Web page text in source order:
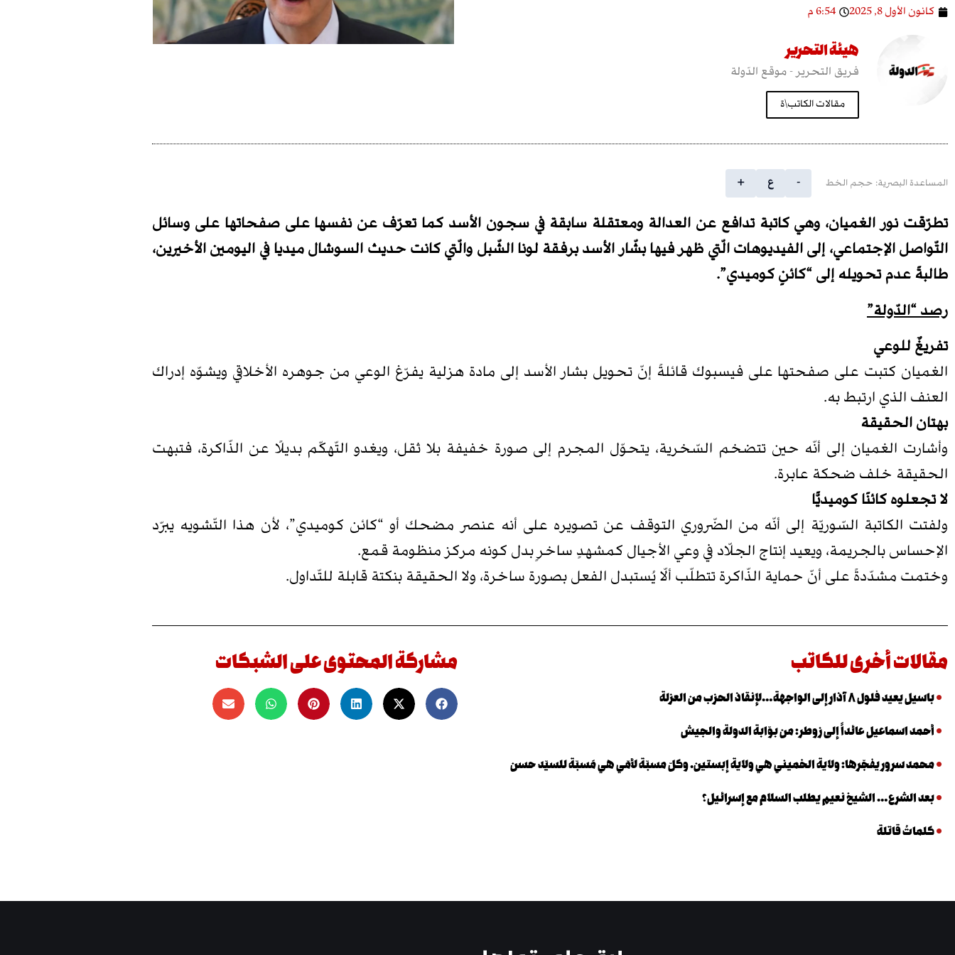
كانون الأول 8, 2025 6:54 م
هيئة التحرير
فريق التحرير - موقع الدّولة
مقالات الكاتب\ة
المساعدة البصرية: حجم الخط - ع +
تطرّقت نور الغميان، وهي كاتبة تدافع عن العدالة ومعتقلة سابقة في سجون الأسد كما تعرّف عن نفسها على صفحاتها على وسائل
التّواصل الإجتماعي، إلى الفيديوهات الّتي ظهر فيها بشّار الأسد برفقة لونا الشّبل والّتي كانت حديث السوشال ميديا في اليومين الأخيرين،
طالبةً عدم تحويله إلى “كائنٍ كوميدي”.
رصد “الدّولة”
تفريغٌ للوعي
الغميان كتبت على صفحتها على فيسبوك قائلةً إنّ تحويل بشار الأسد إلى مادة هزلية يفرّغ الوعي من جوهره الأخلاقي ويشوّه إدراك
العنف الذي ارتبط به.
بهتان الحقيقة
وأشارت الغميان إلى أنّه حين تتضخم السّخرية، يتحوّل المجرم إلى صورة خفيفة بلا ثقل، ويغدو التّهكّم بديلًا عن الذّاكرة، فتبهت
الحقيقة خلف ضحكة عابرة.
لا تجعلوه كائنًا كوميديًّا
ولفتت الكاتبة السّوريّة إلى أنّه من الضّروري التوقف عن تصويره على أنه عنصر مضحك أو “كائن كوميدي”، لأن هذا التّشويه يبرّد
الإحساس بالجريمة، ويعيد إنتاج الجلّاد في وعي الأجيال كمشهدٍ ساخرٍ بدل كونه مركز منظومة قمع.
وختمت مشدّدةً على أنّ حماية الذّاكرة تتطلّب ألّا يُستبدل الفعل بصورة ساخرة، ولا الحقيقة بنكتة قابلة للتّداول.
مقالات أخرى للكاتب
باسيل يعيد فلول ٨ آذار إلى الواجهة…لإنقاذ الحزب من العزلة
أحمد اسماعيل عائداً إلى زوطر: من بوّابة الدولة والجيش
محمد سرور يفجّرها: ولاية الخميني هي ولاية إبستين. وكلّ مسبّة لأمّي هي مَسبّة للسيّد حسن
بعد الشرع… الشيخ نعيم يطلب السلام مع إسرائيل؟
كلماتٌ قاتلة
مشاركة المحتوى على الشبكات